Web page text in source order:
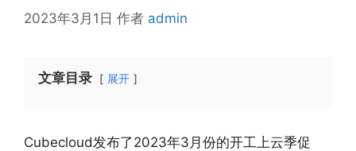
2023年3月1日 作者 admin
文章目录 展开
Cubecloud发布了2023年3月份的开工上云季促